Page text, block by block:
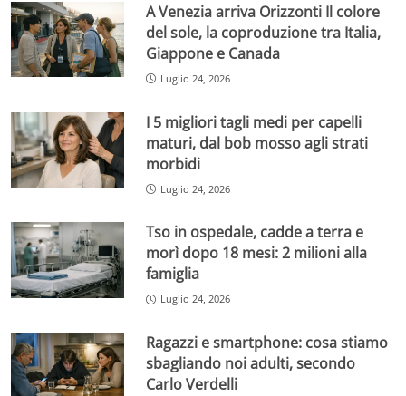
A Venezia arriva Orizzonti Il colore
del sole, la coproduzione tra Italia,
Giappone e Canada
Luglio 24, 2026
I 5 migliori tagli medi per capelli
maturi, dal bob mosso agli strati
morbidi
Luglio 24, 2026
Tso in ospedale, cadde a terra e
morì dopo 18 mesi: 2 milioni alla
famiglia
Luglio 24, 2026
Ragazzi e smartphone: cosa stiamo
sbagliando noi adulti, secondo
Carlo Verdelli